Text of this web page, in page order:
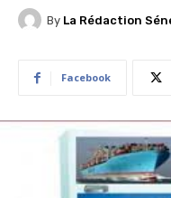
By La Rédaction
Facebook